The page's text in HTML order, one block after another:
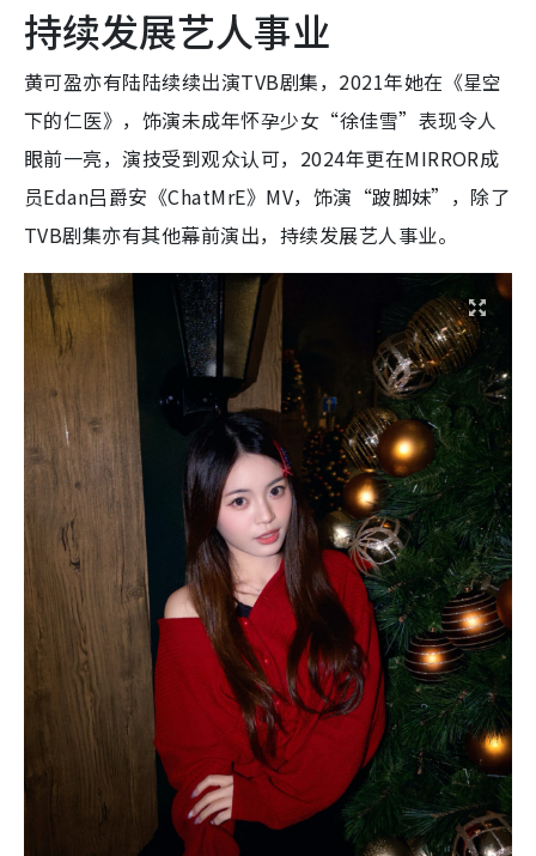
持续发展艺人事业
黄可盈亦有陆陆续续出演TVB剧集，2021年她在《星空
下的仁医》，饰演未成年怀孕少女“徐佳雪”表现令人
眼前一亮，演技受到观众认可，2024年更在MIRROR成
员Edan吕爵安《ChatMrE》MV，饰演“跛脚妹”，除了
TVB剧集亦有其他幕前演出，持续发展艺人事业。